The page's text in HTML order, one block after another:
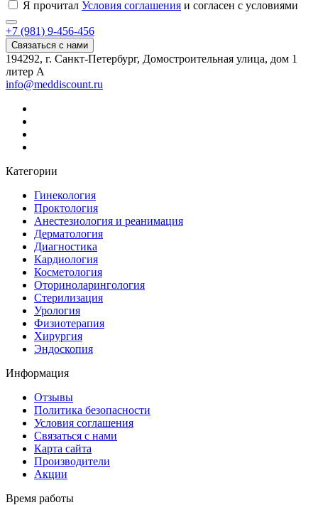
Я прочитал Условия соглашения и согласен с условиями
+7 (981) 9-456-456
Связаться с нами
194292, г. Санкт-Петербург, Домостроительная улица, дом 1
литер А
info@meddiscount.ru
Категории
Гинекология
Проктология
Анестезиология и реанимация
Дерматология
Диагностика
Кардиология
Косметология
Оториноларингология
Стерилизация
Урология
Физиотерапия
Хирургия
Эндоскопия
Информация
Отзывы
Политика безопасности
Условия соглашения
Связаться с нами
Карта сайта
Производители
Акции
Время работы